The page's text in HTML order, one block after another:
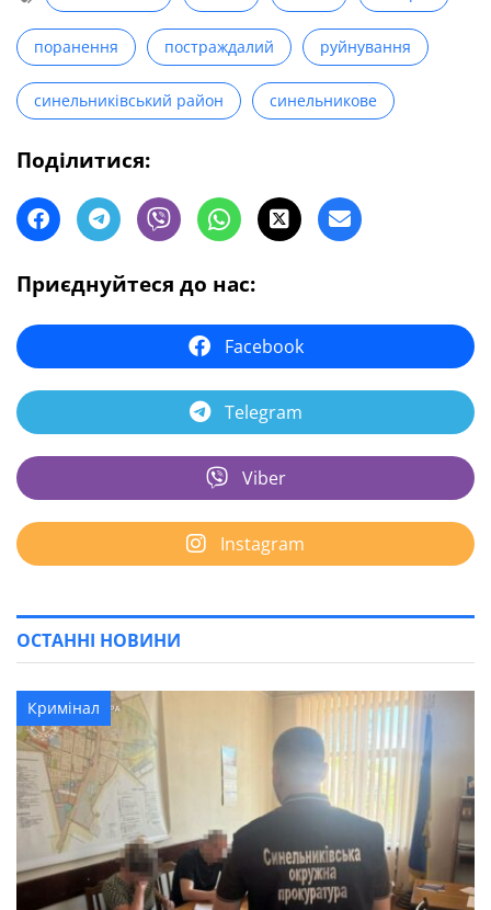
поранення постраждалий руйнування
синельниківський район синельникове
Поділитися:
Приєднуйтеся до нас:
Facebook
Telegram
Viber
Instagram
ОСТАННІ НОВИНИ
Кримінал